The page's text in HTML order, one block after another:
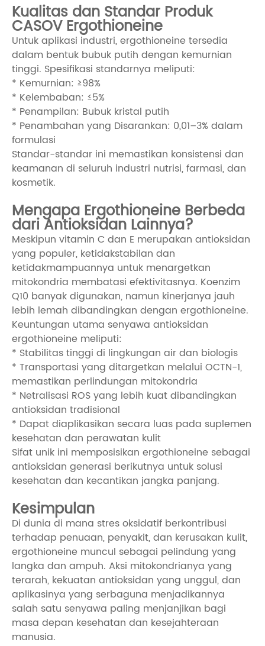
Kualitas dan Standar Produk
CASOV Ergothioneine
Untuk aplikasi industri, ergothioneine tersedia
dalam bentuk bubuk putih dengan kemurnian
tinggi. Spesifikasi standarnya meliputi:
* Kemurnian: ≥98%
* Kelembaban: ≤5%
* Penampilan: Bubuk kristal putih
* Penambahan yang Disarankan: 0,01–3% dalam
formulasi
Standar-standar ini memastikan konsistensi dan
keamanan di seluruh industri nutrisi, farmasi, dan
kosmetik.
Mengapa Ergothioneine Berbeda
dari Antioksidan Lainnya?
Meskipun vitamin C dan E merupakan antioksidan
yang populer, ketidakstabilan dan
ketidakmampuannya untuk menargetkan
mitokondria membatasi efektivitasnya. Koenzim
Q10 banyak digunakan, namun kinerjanya jauh
lebih lemah dibandingkan dengan ergothioneine.
Keuntungan utama senyawa antioksidan
ergothioneine meliputi:
* Stabilitas tinggi di lingkungan air dan biologis
* Transportasi yang ditargetkan melalui OCTN-1,
memastikan perlindungan mitokondria
* Netralisasi ROS yang lebih kuat dibandingkan
antioksidan tradisional
* Dapat diaplikasikan secara luas pada suplemen
kesehatan dan perawatan kulit
Sifat unik ini memposisikan ergothioneine sebagai
antioksidan generasi berikutnya untuk solusi
kesehatan dan kecantikan jangka panjang.
Kesimpulan
Di dunia di mana stres oksidatif berkontribusi
terhadap penuaan, penyakit, dan kerusakan kulit,
ergothioneine muncul sebagai pelindung yang
langka dan ampuh. Aksi mitokondrianya yang
terarah, kekuatan antioksidan yang unggul, dan
aplikasinya yang serbaguna menjadikannya
salah satu senyawa paling menjanjikan bagi
masa depan kesehatan dan kesejahteraan
manusia.